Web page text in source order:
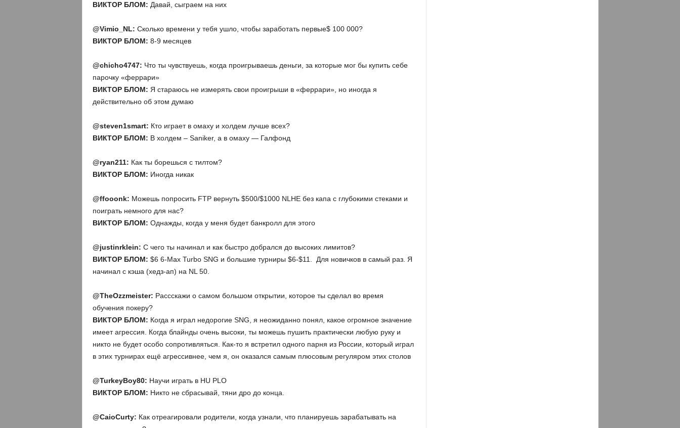
ВИКТОР БЛОМ: Давай, сыграем на них
@Vimio NL: Сколько времени у тебя ушло, чтобы заработать первые$ 100 000?
ВИКТОР БЛОМ: 8-9 месяцев
@chicho4747: Что ты чувствуешь, когда проигрываешь деньги, за которые мог бы купить себе
парочку «феррари»
ВИКТОР БЛОМ: Я стараюсь не измерять свои проигрыши в «феррари», но иногда я
действительно об этом думаю
@steven1smart: Кто играет в омаху и холдем лучше всех?
ВИКТОР БЛОМ: В холдем – Saniker, а в омаху — Галфонд
@ryan211: Как ты борешься с тилтом?
ВИКТОР БЛОМ: Иногда никак
@ffooonk: Можешь попросить FTP вернуть $500/$1000 NLHE без капа с глубокими стеками и
поиграть немного для нас?
ВИКТОР БЛОМ: Однажды, когда у меня будет банкролл для этого
@justinrklein: С чего ты начинал и как быстро добрался до высоких лимитов?
ВИКТОР БЛОМ: $6 6-Max Turbo SNG и большие турниры $6-$11. Для новичков в самый раз. Я
начинал с кэша (хедз-ап) на NL 50.
@TheOzzmeister: Рассскажи о самом большом открытии, которое ты сделал во время
обучения покеру?
ВИКТОР БЛОМ: Когда я играл недорогие SNG, я неожиданно понял, какое огромное значение
имеет агрессия. Когда блайнды очень высоки, ты можешь пушить практически любую руку и
никто не будет особо сопротивляться. Как-то я встретил одного парня из России, который играл
в этих турнирах ещё агрессивнее, чем я, он оказался самым плюсовым регуляром этих столов
@TurkeyBoy80: Научи играть в HU PLO
ВИКТОР БЛОМ: Никто не сбрасывай, тяни дро до конца.
@CaioCurty: Как отреагировали родители, когда узнали, что планируешь зарабатывать на